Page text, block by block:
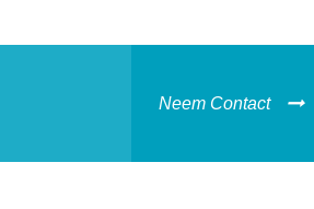
Neem Contact